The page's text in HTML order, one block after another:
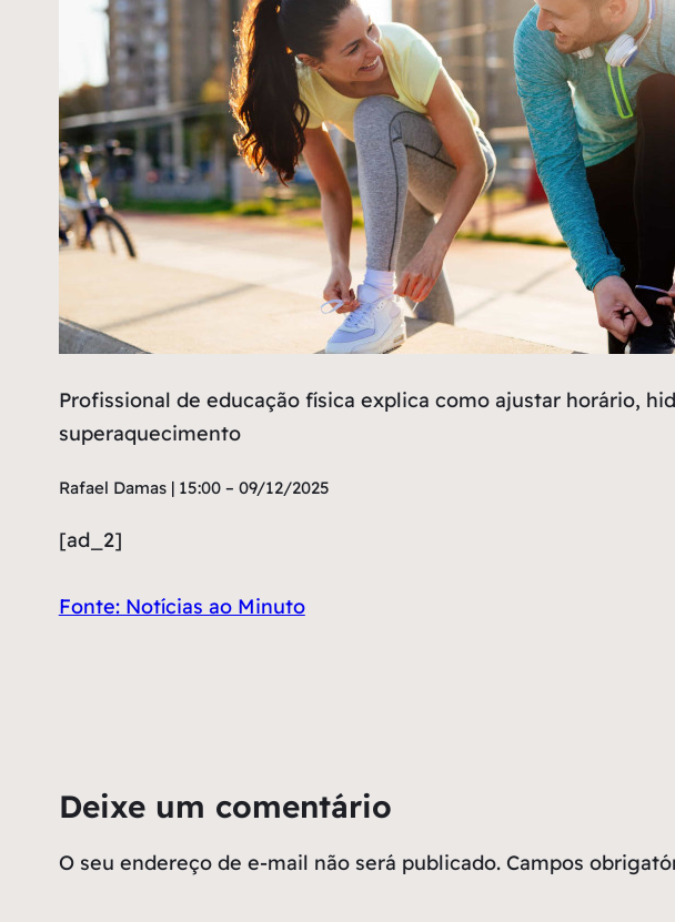
Profissional de educação física explica como ajustar horário,
superaquecimento
Rafael Damas | 15:00 – 09/12/2025
[ad_2]
Fonte: Notícias ao Minuto
Deixe um comentário
O seu endereço de e-mail não será publicado. Campos